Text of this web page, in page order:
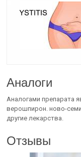
Аналоги
Аналогами препарата
верошпирон. ново-
другие лекарства.
Отзывы